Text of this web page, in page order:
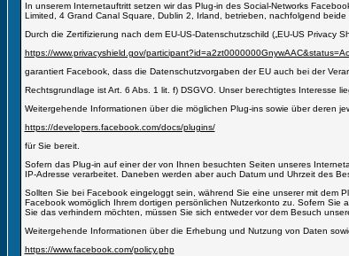
In unserem Internetauftritt setzen wir das Plug-in des Social-Networks
Limited, 4 Grand Canal Square, Dublin 2, Irland, betrieben, nachfolgend beide
Durch die Zertifizierung nach dem EU-US-Datenschutzschild („EU-US Privacy
https://www.privacyshield.gov/
garantiert Facebook, dass die Datenschutzvorgaben der EU auch bei der
Rechtsgrundlage ist Art. 6 Abs. 1 lit. f) DSGVO. Unser berechtigtes Interesse
Weitergehende Informationen über die möglichen Plug-ins sowie über deren
https://developers.facebook.com/docs/plugins/
für Sie bereit.
Sofern das Plug-in auf einer der von Ihnen besuchten Seiten unseres
IP-Adresse verarbeitet. Daneben werden aber auch Datum und Uhrzeit des
Sollten Sie bei Facebook eingeloggt sein, während Sie eine unserer mit dem
Facebook womöglich Ihrem dortigen persönlichen Nutzerkonto zu. Sofern
Sie das verhindern möchten, müssen Sie sich entweder vor dem Besuch
Weitergehende Informationen über die Erhebung und Nutzung von Daten
https://www.facebook.com/policy.php